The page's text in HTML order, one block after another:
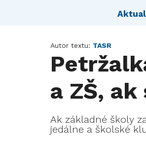
Autor textu: TASR
a ZŠ,
Ak základné školy
jedálne a školské